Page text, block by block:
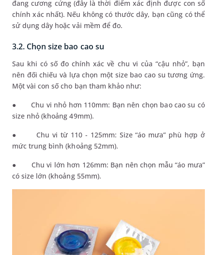
đang cương cứng (đây là thời điểm xác định được con số
chính xác nhất). Nếu không có thước dây, bạn cũng có thể
sử dụng dây hoặc vải mềm để đo.
3.2. Chọn size bao cao su
Sau khi có số đo chính xác về chu vi của “cậu nhỏ”, bạn
nên đối chiếu và lựa chọn một size bao cao su tương ứng.
Một vài con số cho bạn tham khảo như:
●
Chu vi nhỏ hơn 110mm: Bạn nên chọn bao cao su có
size nhỏ (khoảng 49mm).
●
Chu vi từ 110 - 125mm: Size “áo mưa” phù hợp ở
mức trung bình (khoảng 52mm).
●
Chu vi lớn hơn 126mm: Bạn nên chọn mẫu “áo mưa”
có size lớn (khoảng 55mm).